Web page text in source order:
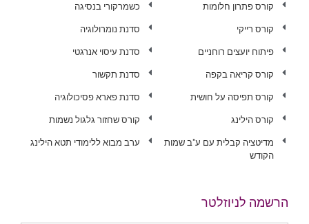
קורס פתרון חלומות
קורס רייקי
פיתוח יועצים רוחניים
קורס קריאה בקפה
קורס תפיסה על חושית
קורס הילינג
מדיטציה קבלית עם ע"ב שמות
הקודש
כשמרקורי בנסיגה
סדנת נומרולוגיה
סדנת עיסוי אנרגטי
סדנת תקשור
סדנת פארא פסיכולוגיה
קורס שחזור גלגול נשמות
ערב מבוא ללימודי תטא הילינג
הרשמה לניוזלטר